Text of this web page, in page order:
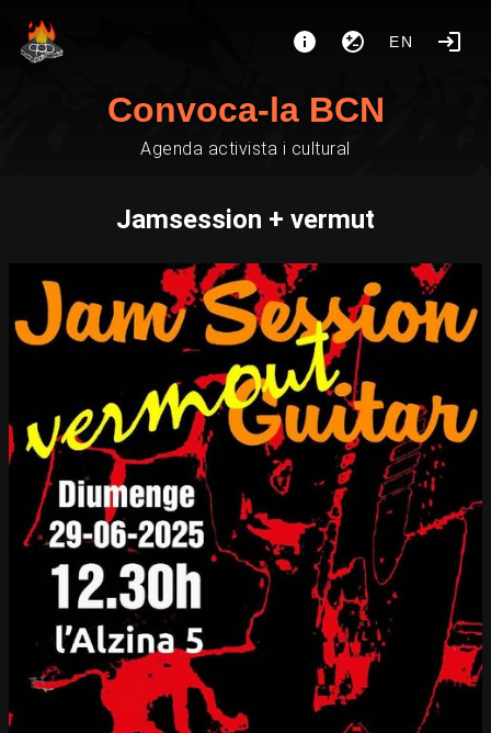
EN
Convoca-la BCN
Agenda activista i cultural
Jamsession + vermut